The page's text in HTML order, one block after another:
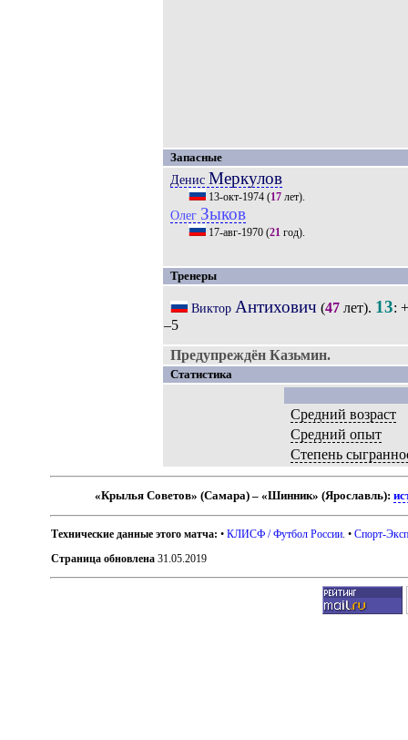
Запасные
Денис Меркулов
13-окт-1974(17лет).
Олег Зыков
17-авг-1970(21год).
Тренеры
Виктор Антихович (47лет). 13: +
–5
Предупреждён Казьмин.
Статистика
Средний возраст
Средний опыт
Степень
«Крылья Советов» (Самара) – «Шинник» (Ярославль):
Технические данные этого матча: •КЛИСФ / Футбол России . •Спорт-
Страница обновлена 31.05.2019